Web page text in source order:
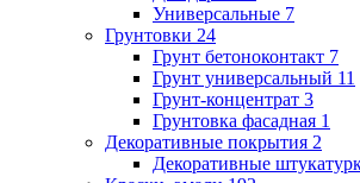
Универсальные 7
Грунтовки 24
Грунт бетоноконтакт 7
Грунт универсальный 11
Грунт-концентрат 3
Грунтовка фасадная 1
Декоративные покрытия 2
Декоративные